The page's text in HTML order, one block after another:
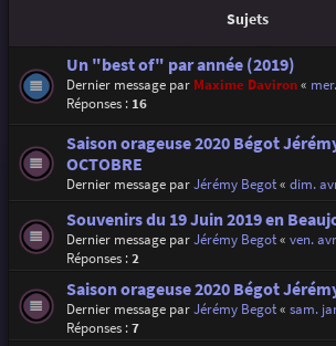
Sujets
Un "best of" par année (2019)
Dernier message par Maxime Daviron«
Réponses : 16
Saison orageuse 2020 Bégot
OCTOBRE
Dernier message parJérémy Begot« dim.
Souvenirs du 19 Juin 2019 en
Dernier message parJérémy Begot« ven.
Réponses :2
Saison orageuse 2020 Bégot
Dernier message parJérémy Begot« sam.
Réponses :7